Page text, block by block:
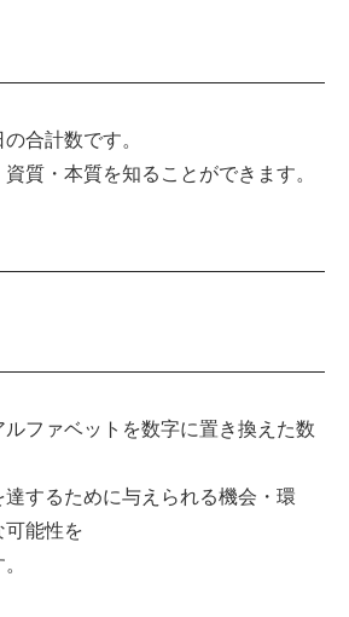
合計数です。
質・本質を知ることができます。
ファベットを数字に置き換えた数
達するために与えられる機会・環
可能性を